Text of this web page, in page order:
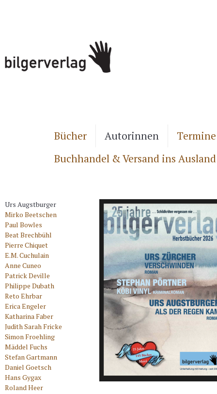
Bücher Autorinnen
Termine
Buchhandel & Versand ins Ausland
Urs Augstburger
Mirko Beetschen
Paul Bowles
Beat Brechbühl
Pierre Chiquet
E.M. Cuchulain
Anne Cuneo
Patrick Deville
Philippe Dubath
Reto Ehrbar
Erica Engeler
Katharina Faber
Judith Sarah Fricke
Simon Froehling
Mäddel Fuchs
Stefan Gartmann
Daniel Goetsch
Hans Gygax
Roland Heer